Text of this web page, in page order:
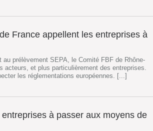
France appellent les entreprises à
prélèvement SEPA, le Comité FBF de Rhône-
acteurs, et plus particulièrement des entreprises.
les réglementations européennes. [...]
à passer aux moyens de